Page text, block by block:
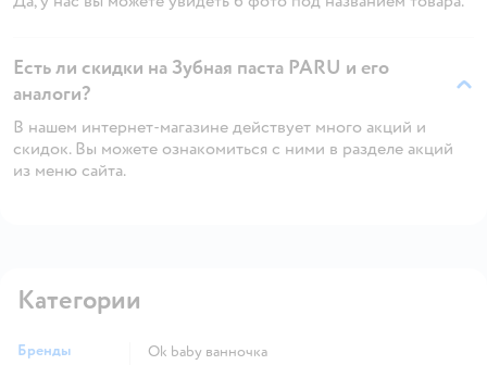
Есть ли скидки на Зубная паста PARU и его
аналоги?
В нашем интернет-магазине действует много акций и
скидок. Вы можете ознакомиться с ними в разделе акций
из меню сайта.
Категории
Бренды
ok baby ванночка